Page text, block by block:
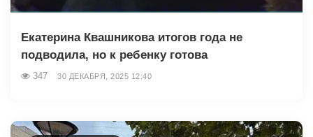
Екатерина Квашникова итогов года не
подводила, но к ребенку готова
347 30 ДЕКАБРЯ, 2025 12:40